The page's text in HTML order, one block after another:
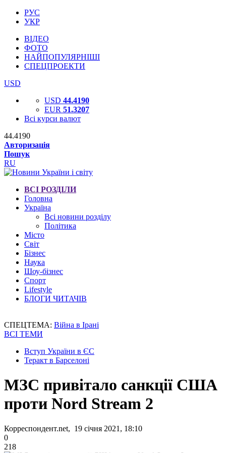
РУС
УКР
ВІДЕО
ФОТО
НАЙПОПУЛЯРНІШІ
СПЕЦПРОЕКТИ
USD
USD 44.4190
EUR 51.3207
Всі курси валют
44.4190
Авторизація
Пошук
RU
ВСІ РОЗДІЛИ
Головна
Україна
Всі новини розділу
Політика
Місто
Світ
Бізнес
Наука
Шоу-бізнес
Спорт
Lifestyle
БЛОГИ ЧИТАЧІВ
СПЕЦТЕМА: Війна в Ірані
ВСІ ТЕМИ
Вступ України в ЄС
Теракт в Барселоні
МЗС привітало санкції США
проти Nord Stream 2
Корреспондент.net, 19 січня 2021, 18:10
0
218